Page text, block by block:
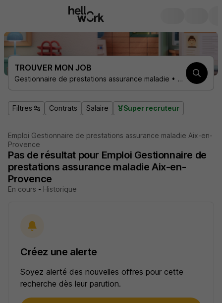
TROUVER MON JOB
Gestionnaire de prestations assurance maladie • Aix-en-Provence 13100
Filtres Contrats Salaire Super recruteur
Emploi Gestionnaire de prestations assurance maladie Aix-en-
Provence
Pas de résultat pour Emploi Gestionnaire de
prestations assurance maladie Aix-en-
Provence
En cours - Historique
Créez une alerte
Soyez alerté des nouvelles offres pour cette
recherche dès leur parution.